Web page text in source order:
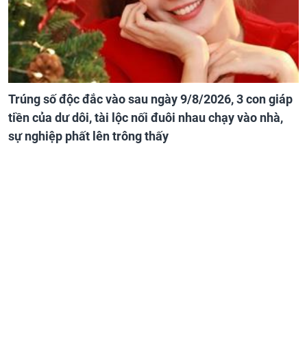
Trúng số độc đắc vào sau ngày 9/8/2026, 3 con giáp
tiền của dư dôi, tài lộc nối đuôi nhau chạy vào nhà,
sự nghiệp phất lên trông thấy